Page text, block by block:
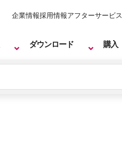
ダウンロード 購入
企業情報採用情報アフターサービス